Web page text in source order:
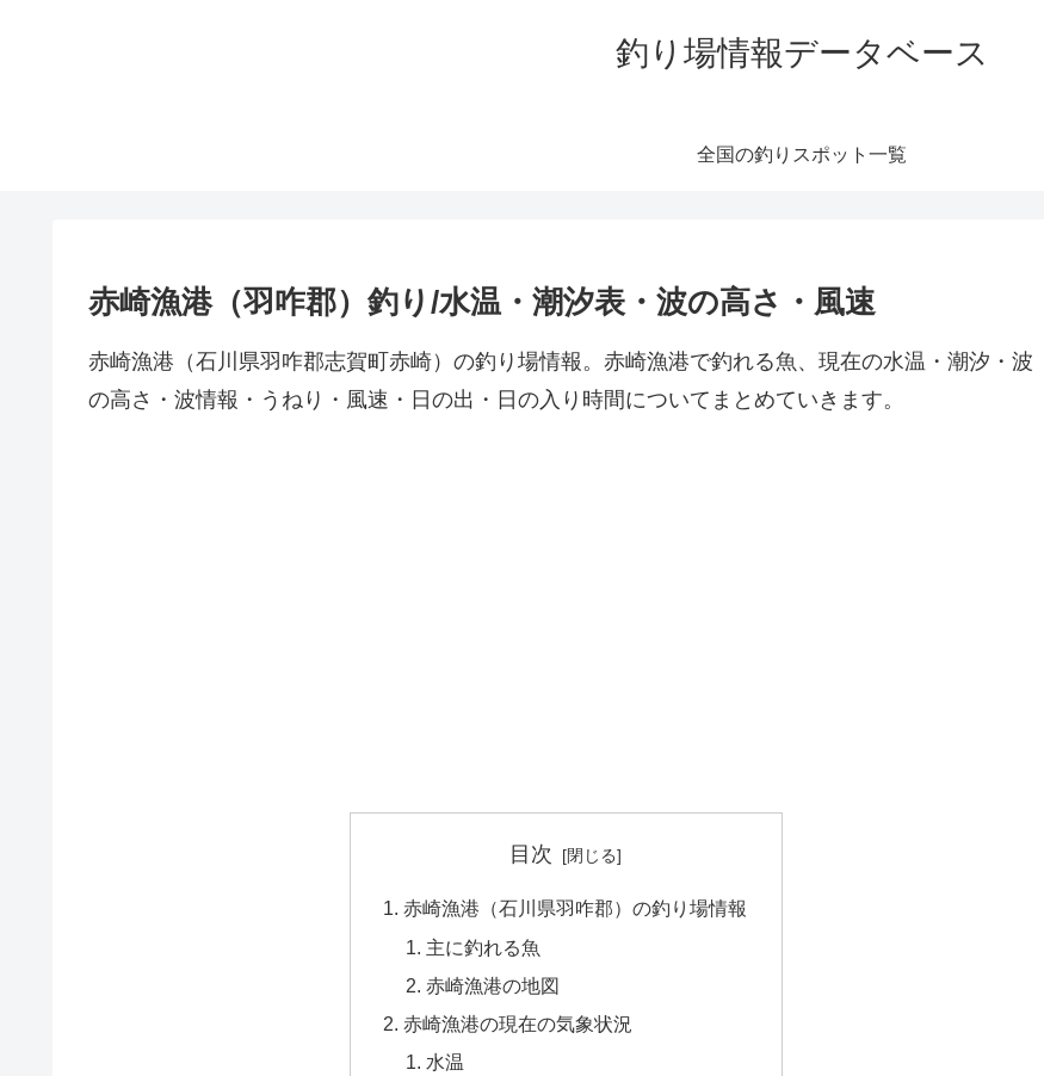
釣り場情報データベース
全国の釣りスポット一覧
赤崎漁港（羽咋郡）釣り/水温・潮汐表・波の高さ・風速
赤崎漁港（石川県羽咋郡志賀町赤崎）の釣り場情報。赤崎漁港で釣れる魚、現在の水温・潮汐・波
の高さ・波情報・うねり・風速・日の出・日の入り時間についてまとめていきます。
目次
赤崎漁港（石川県羽咋郡）の釣り場情報
主に釣れる魚
赤崎漁港の地図
赤崎漁港の現在の気象状況
水温